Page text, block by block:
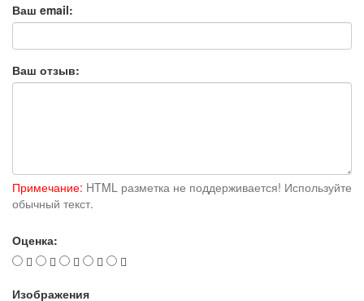
Ваш email:
Ваш отзыв:
Примечание: HTML разметка не поддерживается! Используйте
обычный текст.
Оценка:
Изображения